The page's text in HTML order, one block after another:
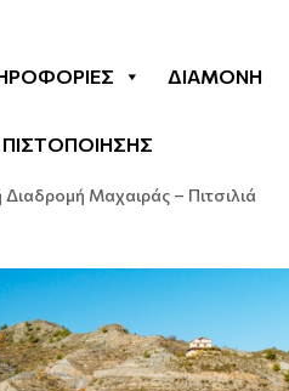
ΔΙΑΜΟΝΉ
Διαδρομή Μαχαιράς – Πιτσιλιά